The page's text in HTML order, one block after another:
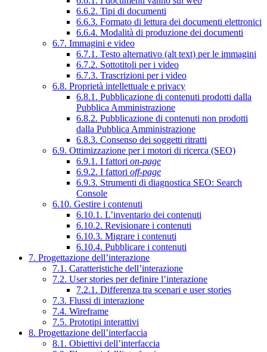
6.6.2. Tipi di documenti
6.6.3. Formato di lettura dei documenti elettronici
6.6.4. Modalità di produzione dei documenti
6.7. Immagini e video
6.7.1. Testo alternativo (alt text) per le immagini
6.7.2. Sottotitoli per i video
6.7.3. Trascrizioni per i video
6.8. Proprietà intellettuale e privacy
6.8.1. Pubblicazione di contenuti prodotti dalla
Pubblica Amministrazione
6.8.2. Pubblicazione di contenuti non prodotti
dalla Pubblica Amministrazione
6.8.3. Consenso dei soggetti ritratti
6.9. Ottimizzazione per i motori di ricerca (SEO)
6.9.1. I fattori on-page
6.9.2. I fattori off-page
6.9.3. Strumenti di diagnostica SEO: Search
Console
6.10. Gestire i contenuti
6.10.1. L’inventario dei contenuti
6.10.2. Revisionare i contenuti
6.10.3. Migrare i contenuti
6.10.4. Pubblicare i contenuti
7. Progettazione dell’interazione
7.1. Caratteristiche dell’interazione
7.2. User stories per definire l’interazione
7.2.1. Differenza tra scenari e user stories
7.3. Flussi di interazione
7.4. Wireframe
7.5. Prototipi interattivi
8. Progettazione dell’interfaccia
8.1. Obiettivi dell’interfaccia